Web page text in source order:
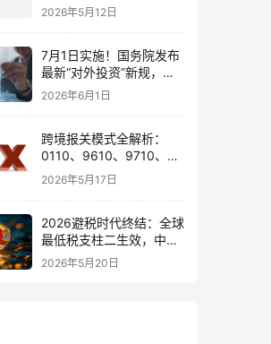
2026年5月12日
7月1日实施！国务院发布
最新“对外投资”新规，炒
股、出海、海外资产配置
2026年6月1日
跨境报关模式全解析：
0110、9610、9710、
9810、1039、1210 的区
别与最佳应用场景
2026年5月17日
2026避税时代终结：全球
最低税支柱二生效，中国
企业家海外公司合规3大
2026年5月20日